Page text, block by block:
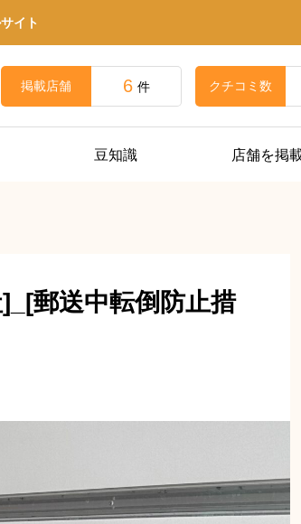
イト
掲載店舗 6 件 クチコミ数
豆知識 店舗を掲
郵送中転倒防止措